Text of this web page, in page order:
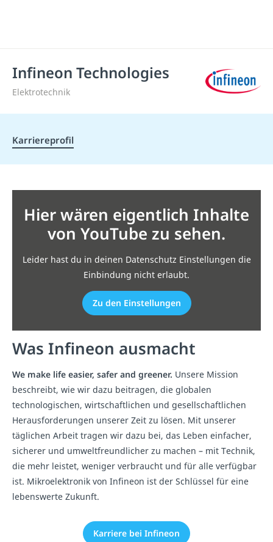
Infineon Technologies
Elektrotechnik
Karriereprofil
Was Infineon ausmacht
We make life easier, safer and greener. Unsere Mission
beschreibt, wie wir dazu beitragen, die globalen
technologischen, wirtschaftlichen und gesellschaftlichen
Herausforderungen unserer Zeit zu lösen. Mit unserer
täglichen Arbeit tragen wir dazu bei, das Leben einfacher,
sicherer und umweltfreundlicher zu machen – mit Technik,
die mehr leistet, weniger verbraucht und für alle verfügbar
ist. Mikroelektronik von Infineon ist der Schlüssel für eine
lebenswerte Zukunft.
Karriere bei Infineon
Hier wären eigentlich Inhalte
von YouTube zu sehen.
Leider hast du in deinen Datenschutz Einstellungen die
Einbindung nicht erlaubt.
Zu den Einstellungen